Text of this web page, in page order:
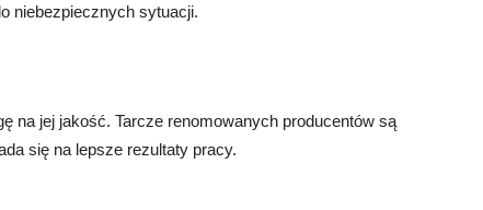
niebezpiecznych sytuacji.
na jej jakość. Tarcze renomowanych producentów są
się na lepsze rezultaty pracy.